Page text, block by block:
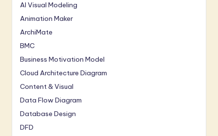
AI Visual Modeling
Animation Maker
ArchiMate
BMC
Business Motivation Model
Cloud Architecture Diagram
Content & Visual
Data Flow Diagram
Database Design
DFD